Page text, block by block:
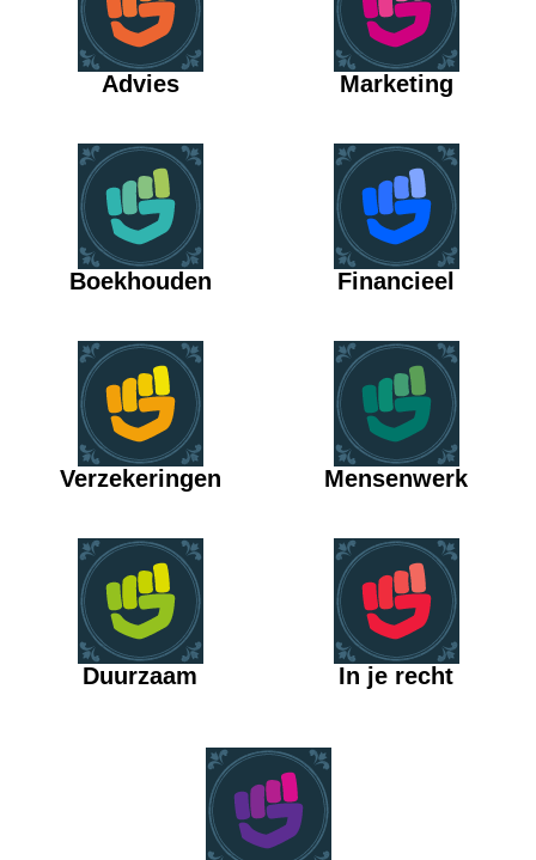
Advies Marketing
Boekhouden Financieel
Verzekeringen Mensenwerk
Duurzaam In je recht